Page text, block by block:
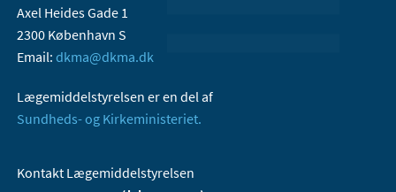
Axel Heides Gade 1
2300 København S
Email: dkma@dkma.dk
Lægemiddelstyrelsen er en del af
Sundheds- og Kirkeministeriet.
Kontakt Lægemiddelstyrelsen